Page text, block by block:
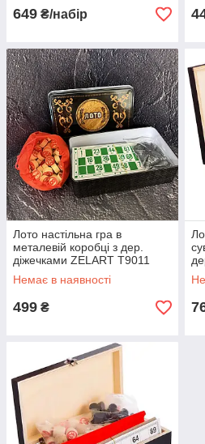
649 ₴/набір
Лото настільна гра в
металевій коробці з дер.
діжечками ZELART T9011
Немає в наявності
499 ₴